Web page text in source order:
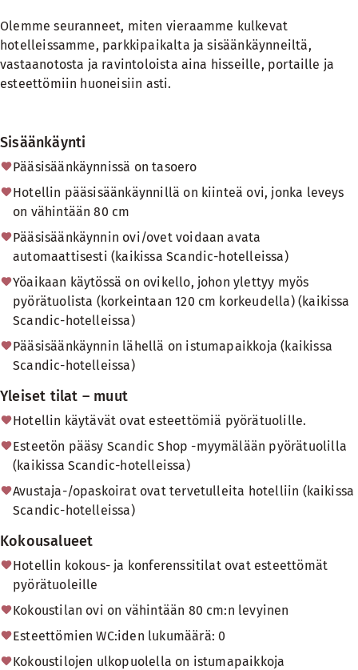
Olemme seuranneet, miten vieraamme kulkevat
hotelleissamme, parkkipaikalta ja sisäänkäynneiltä,
vastaanotosta ja ravintoloista aina hisseille, portaille ja
esteettömiin huoneisiin asti.
Sisäänkäynti
Pääsisäänkäynnissä on tasoero
Hotellin pääsisäänkäynnillä on kiinteä ovi, jonka leveys
on vähintään 80 cm
Pääsisäänkäynnin ovi/ovet voidaan avata
automaattisesti (kaikissa Scandic-hotelleissa)
Yöaikaan käytössä on ovikello, johon ylettyy myös
pyörätuolista (korkeintaan 120 cm korkeudella) (kaikissa
Scandic-hotelleissa)
Pääsisäänkäynnin lähellä on istumapaikkoja (kaikissa
Scandic-hotelleissa)
Yleiset tilat – muut
Hotellin käytävät ovat esteettömiä pyörätuolille.
Esteetön pääsy Scandic Shop -myymälään pyörätuolilla
(kaikissa Scandic-hotelleissa)
Avustaja-/opaskoirat ovat tervetulleita hotelliin (kaikissa
Scandic-hotelleissa)
Kokousalueet
Hotellin kokous- ja konferenssitilat ovat esteettömät
pyörätuoleille
Kokoustilan ovi on vähintään 80 cm:n levyinen
Esteettömien WC:iden lukumäärä: 0
Kokoustilojen ulkopuolella on istumapaikkoja